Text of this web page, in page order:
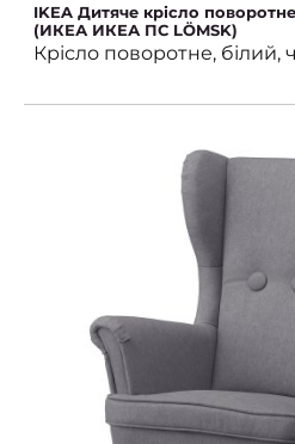
IKEA Дитяче крісло
(ИКЕА ИКЕА ПС LÖMSK)
Крісло поворотне, білий,